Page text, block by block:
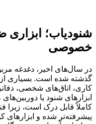
شنودیاب؛
خصوصی
در سال‌های اخیر، دغدغه
گذشته شده است. بسیاری از
کاری، اتاق‌های شخصی،
ابزارهای شنود یا
کاملاً قابل درک است، زیرا
پیشرفته‌تر شده و ابزارهای